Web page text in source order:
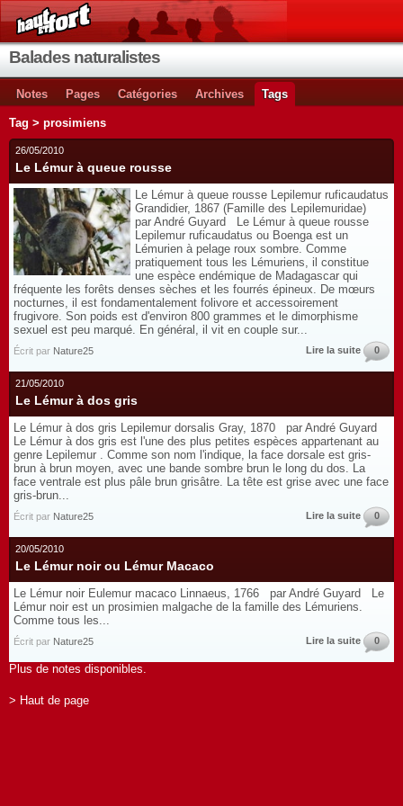
Balades naturalistes
Notes Pages Catégories Archives Tags
Tag > prosimiens
26/05/2010
Le Lémur à queue rousse
Le Lémur à queue rousse Lepilemur ruficaudatus
Grandidier, 1867 (Famille des Lepilemuridae)
par André Guyard Le Lémur à queue rousse
Lepilemur ruficaudatus ou Boenga est un
Lémurien à pelage roux sombre. Comme
pratiquement tous les Lémuriens, il constitue
une espèce endémique de Madagascar qui
fréquente les forêts denses sèches et les fourrés épineux. De mœurs
nocturnes, il est fondamentalement folivore et accessoirement
frugivore. Son poids est d'environ 800 grammes et le dimorphisme
sexuel est peu marqué. En général, il vit en couple sur...
Écrit par Nature25 Lire la suite 0
21/05/2010
Le Lémur à dos gris
Le Lémur à dos gris Lepilemur dorsalis Gray, 1870 par André Guyard
Le Lémur à dos gris est l'une des plus petites espèces appartenant au
genre Lepilemur . Comme son nom l'indique, la face dorsale est gris-
brun à brun moyen, avec une bande sombre brun le long du dos. La
face ventrale est plus pâle brun grisâtre. La tête est grise avec une face
gris-brun...
Écrit par Nature25 Lire la suite 0
20/05/2010
Le Lémur noir ou Lémur Macaco
Le Lémur noir Eulemur macaco Linnaeus, 1766 par André Guyard Le
Lémur noir est un prosimien malgache de la famille des Lémuriens.
Comme tous les...
Écrit par Nature25 Lire la suite 0
Plus de notes disponibles.
> Haut de page